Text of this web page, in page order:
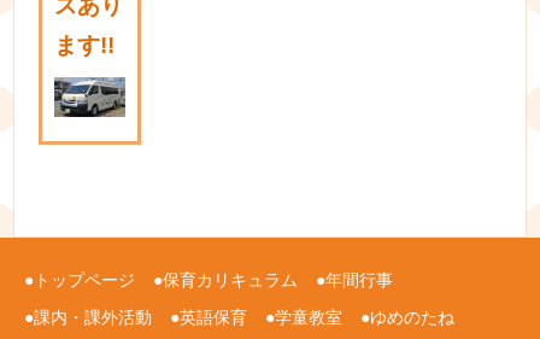
ます!!
トップページ 保育カリキュラム
年間行事
課内・課外活動
英語保育 学童教室 ゆめのたね